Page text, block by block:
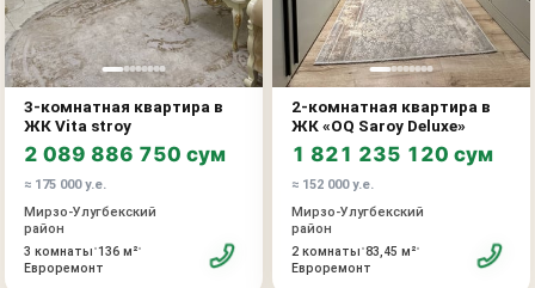
инвестиции в ликвидную недвижимость.
Основные характеристики:
Новостройка
ЖК Nikitina Residence
Локация: улица Циолковского, Мирзо-Улугбекский район
Комнат: 3
Этажность: 9
Площадь: 90 кв.м
Состояние: дорогой ремонт, система «Умный дом»,
мебель из дерева, каменная столешница, техника Franke
3-комнатная квартира в
ЖК Vita stroy
2 089 886 750 сум
≈ 175 000 у.е.
Мирзо-Улугбекский
район
3 комнаты•136 м²•
Евроремонт
2-комнатная квартира в
ЖК «OQ Saroy Deluxe»
1 821 235 120 сум
≈ 152 000 у.е.
Мирзо-Улугбекский
район
2 комнаты•83,45 м²•
Евроремонт